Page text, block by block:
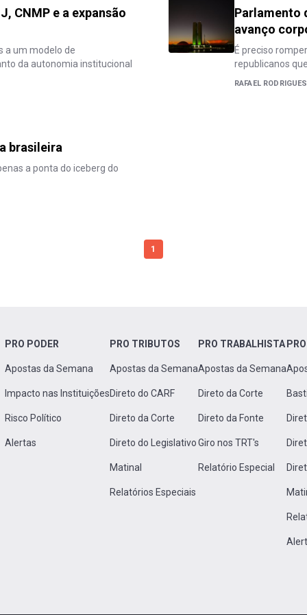
CNMP e a expansão
a um modelo de
da autonomia institucional
Parlamento
avanço
É preciso
republicanos
RAFAEL
brasileira
a ponta do iceberg do
1
PRO PODER
Apostas da Semana
Impacto nas Instituições
Risco Político
Alertas
PRO TRIBUTOS
Apostas da Semana
Direto do CARF
Direto da Corte
Direto do Legislativo
Matinal
Relatórios Especiais
PRO TRABALHISTA
Apostas da Semana
Direto da Corte
Direto da Fonte
Giro nos TRT's
Relatório Especial